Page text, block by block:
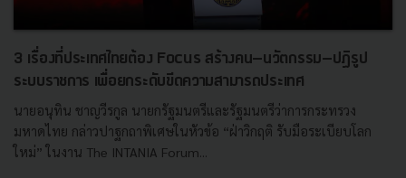
3 เรื่องที่ประเทศไทยต้อง Focus สร้างคน–นวัตกรรม–ปฏิรูป
ระบบราชการ เพื่อยกระดับขีดความสามารถประเทศ
นายอนุทิน ชาญวีรกูล นายกรัฐมนตรีและรัฐมนตรีว่าการกระทรวง
มหาดไทย กล่าวปาฐกถาพิเศษในหัวข้อ “ฝ่าวิกฤติ รับมือระเบียบโลก
ใหม่” ในงาน The INTANIA Forum...